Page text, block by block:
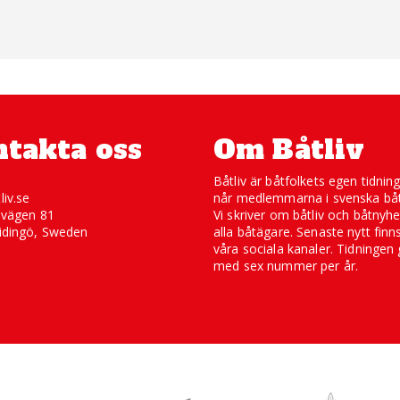
oss
81
Sweden
Om Båtliv
Båtliv är båtfolkets egen
når medlemmarna i svenska
Vi skriver om båtliv och
alla båtägare. Senaste nytt
våra sociala kanaler. Tidningen
med sex nummer per år.